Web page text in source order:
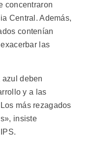
concentraron
Central. Además,
contenían
las
deben
y a las
más rezagados
insiste